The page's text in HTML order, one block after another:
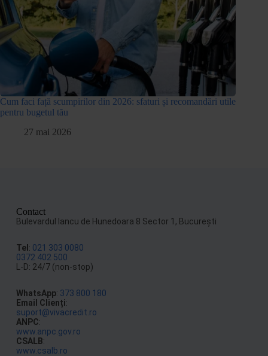
Cum faci față scumpirilor din 2026: sfaturi și recomandări utile
pentru bugetul tău
27 mai 2026
Contact
Bulevardul Iancu de Hunedoara 8 Sector 1, Bucureşti
Tel: 021 303 0080
0372 402 500
L-D: 24/7 (non-stop)
WhatsApp: 373 800 180
Email Clienți:
suport@vivacredit.ro
ANPC:
www.anpc.gov.ro
CSALB:
www.csalb.ro